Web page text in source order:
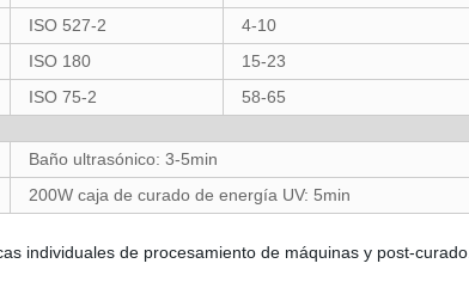
ISO 527-2
4-10
ISO 180
15-23
ISO 75-2
58-65
Baño ultrasónico: 3-5min
200W caja de curado de energía UV: 5min
individuales de procesamiento de máquinas y post-curado.